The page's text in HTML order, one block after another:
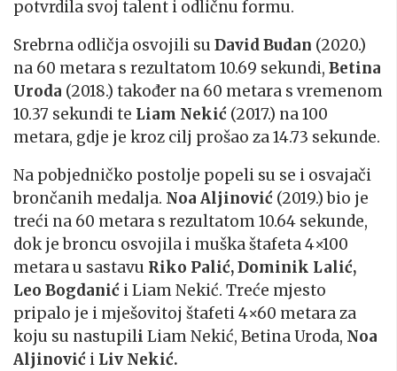
potvrdila svoj talent i odličnu formu.
Srebrna odličja osvojili su David Budan (2020.)
na 60 metara s rezultatom 10.69 sekundi, Betina
Uroda (2018.) također na 60 metara s vremenom
10.37 sekundi te Liam Nekić (2017.) na 100
metara, gdje je kroz cilj prošao za 14.73 sekunde.
Na pobjedničko postolje popeli su se i osvajači
brončanih medalja. Noa Aljinović (2019.) bio je
treći na 60 metara s rezultatom 10.64 sekunde,
dok je broncu osvojila i muška štafeta 4×100
metara u sastavu Riko Palić, Dominik Lalić,
Leo Bogdanić i Liam Nekić. Treće mjesto
pripalo je i mješovitoj štafeti 4×60 metara za
koju su nastupili Liam Nekić, Betina Uroda, Noa
Aljinović i Liv Nekić.